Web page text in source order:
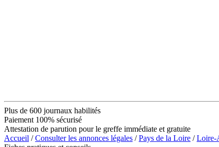
Plus de 600 journaux habilités
Paiement 100% sécurisé
Attestation de parution pour le greffe immédiate et gratuite
Accueil /Consulter les annonces légales /Pays de la Loire /Loire-